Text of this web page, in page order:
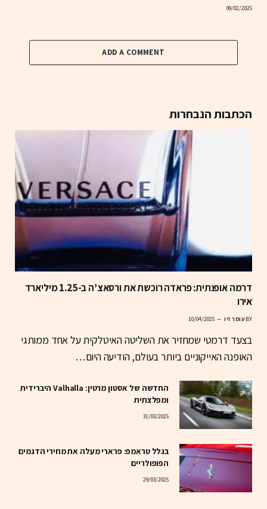
09/02/2025
ADD A COMMENT
הכתבות הנבחרות
דרמה אופנתית: פראדה רוכשת את ורסאצ’ה ב-1.25 מיליארד
אירו
BY עומר זיו 10/04/2025
בצעד דרמטי שמחזיר את השליטה האיטלקית על אחד ממותגי
האופנה האייקוניים ביותר בעולם, הודיעה היום…
החדשה של אסטון מרטין: Valhalla היברידית
ומפלצתית
31/03/2025
בגלל טראמפ: פרארי מעלה את מחירי הדגמים
הפופולריים
29/03/2025